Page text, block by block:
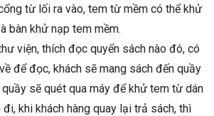
từ lối ra vào, tem từ mềm có thể khử
bàn khử nạp tem mềm.
viện, thích đọc quyển sách nào đó, có
để đọc, khách sẽ mang sách đến quầy
sẽ quét qua máy để khử tem từ dán
khi khách hàng quay lại trả sách, thì